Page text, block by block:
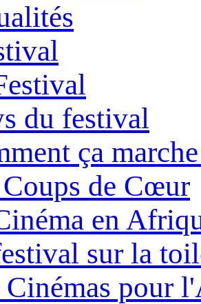
du festival
ça
de Cœur
en
sur la
Cinémas pour